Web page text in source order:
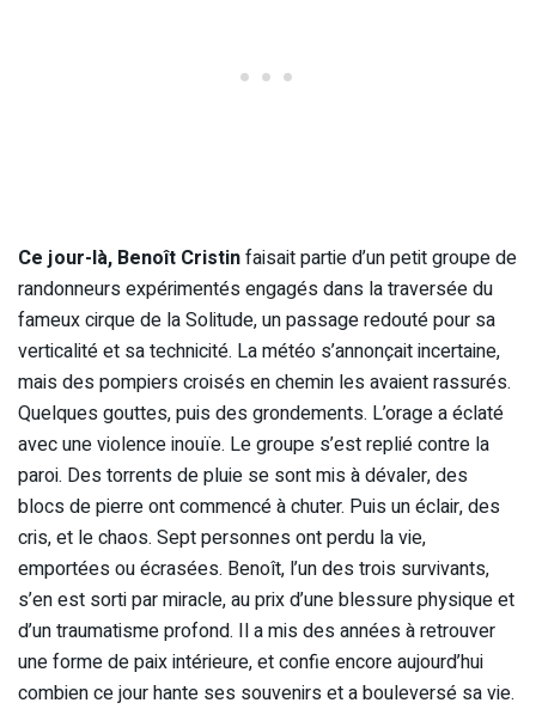
Ce jour-là, Benoît Cristinfaisait partie d’un petit groupe de
randonneurs expérimentés engagés dans la traversée du
fameux cirque de la Solitude, un passage redouté pour sa
verticalité et sa technicité. La météo s’annonçait incertaine,
mais des pompiers croisés en chemin les avaient rassurés.
Quelques gouttes, puis des grondements. L’orage a éclaté
avec une violence inouïe. Le groupe s’est replié contre la
paroi. Des torrents de pluie se sont mis à dévaler, des
blocs de pierre ont commencé à chuter. Puis un éclair, des
cris, et le chaos. Sept personnes ont perdu la vie,
emportées ou écrasées. Benoît, l’un des trois survivants,
s’en est sorti par miracle, au prix d’une blessure physique et
d’un traumatisme profond. Il a mis des années à retrouver
une forme de paix intérieure, et confie encore aujourd’hui
combien ce jour hante ses souvenirs et a bouleversé sa vie.